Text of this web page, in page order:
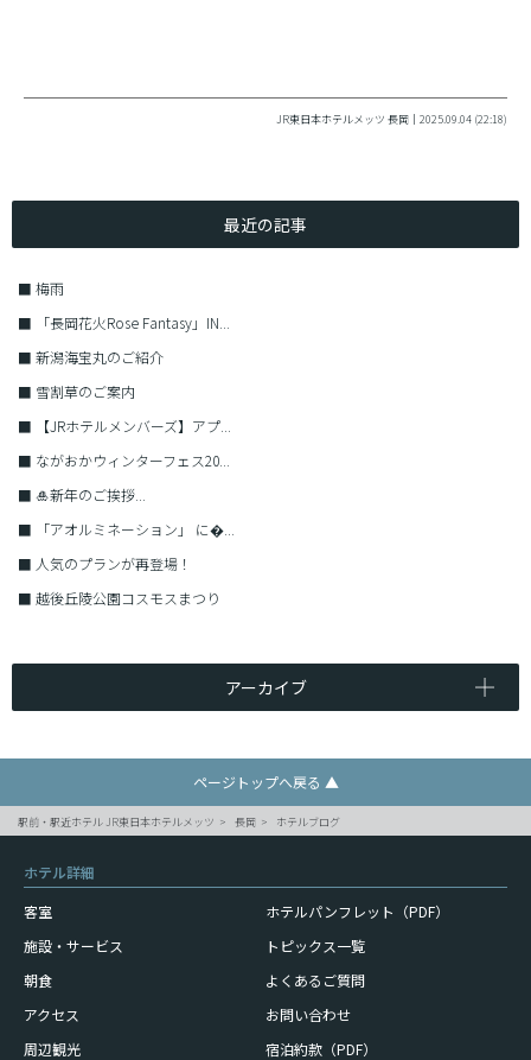
JR東日本ホテルメッツ 長岡｜2025.09.04 (22:18)
最近の記事
■ 梅雨
■
「長岡花火Rose Fantasy」IN...
■ 新潟海宝丸のご紹介
■ 雪割草のご案内
■
【JRホテルメンバーズ】アプ...
■ ながおかウィンターフェス20...
■ 🎍新年のご挨拶...
■
「アオルミネーション」 に�...
■ 人気のプランが再登場！
■ 越後丘陵公園コスモスまつり
アーカイブ
ページトップへ戻る ▲
駅前・駅近ホテル JR東日本ホテルメッツ 長岡 ホテルブログ
ホテル詳細
客室
施設・サービス
朝食
アクセス
周辺観光
ホテルパンフレット（PDF）
トピックス一覧
よくあるご質問
お問い合わせ
宿泊約款（PDF）